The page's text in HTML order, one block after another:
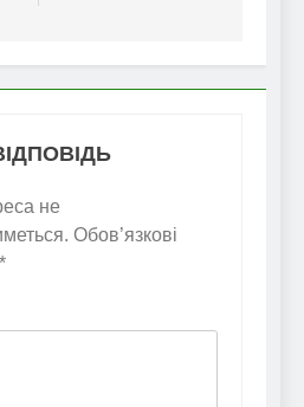
не
Обов’язкові
*